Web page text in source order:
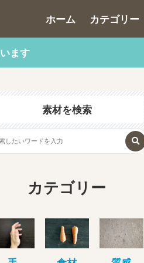
ホーム カテゴリー
ます
素材を検索
カテゴリー